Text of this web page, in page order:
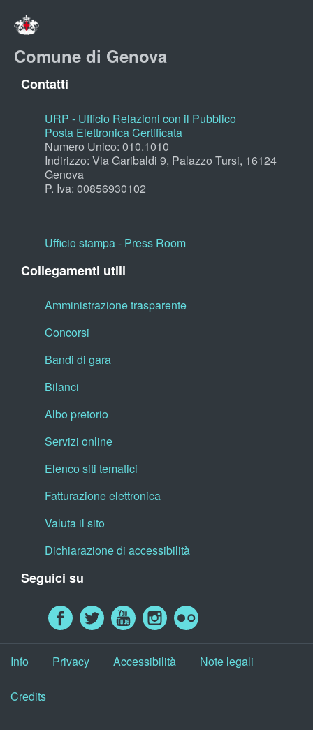
Comune di Genova
Contatti
URP - Ufficio Relazioni con il Pubblico
Posta Elettronica Certificata
Numero Unico: 010.1010
Indirizzo: Via Garibaldi 9, Palazzo Tursi, 16124
Genova
P. Iva: 00856930102
Ufficio stampa - Press Room
Collegamenti utili
Amministrazione trasparente
Concorsi
Bandi di gara
Bilanci
Albo pretorio
Servizi online
Elenco siti tematici
Fatturazione elettronica
Valuta il sito
Dichiarazione di accessibilità
Seguici su
Info Privacy Accessibilità Note legali
Credits